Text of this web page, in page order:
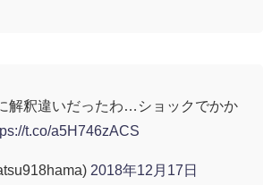
解釈違いだったわ…ショックでかか
t.co/a5H746zACS
2018年12月17日